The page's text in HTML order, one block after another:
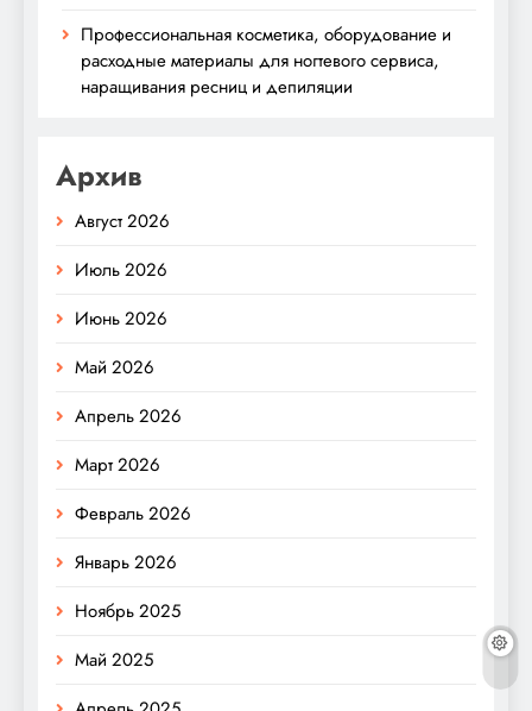
Профессиональная косметика, оборудование и
расходные материалы для ногтевого сервиса,
наращивания ресниц и депиляции
Архив
Август 2026
Июль 2026
Июнь 2026
Май 2026
Апрель 2026
Март 2026
Февраль 2026
Январь 2026
Ноябрь 2025
Май 2025